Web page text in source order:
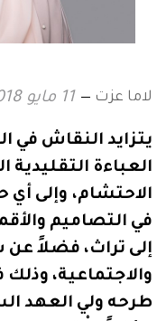
لاما عزت 11 مايو 2018
يتزايد النقاش في
العباءة التقليدية
الاحتشام، وإلى أي
في التصاميم
إلى تراث، فضلاً عن
والاجتماعية، وذلك
طرحه ولي العهد